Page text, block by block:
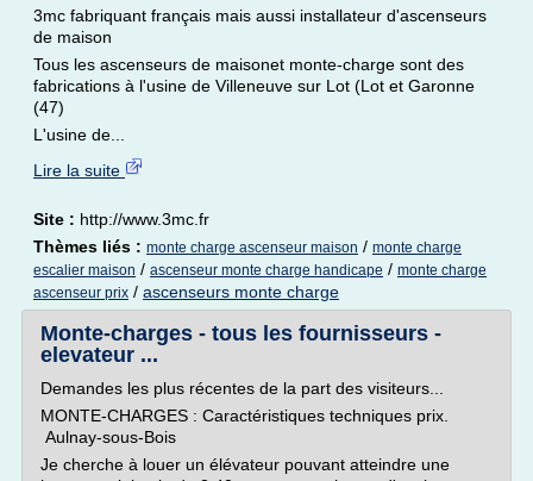
3mc fabriquant français mais aussi installateur d'ascenseurs
de maison
Tous les ascenseurs de maisonet monte-charge sont des
fabrications à l'usine de Villeneuve sur Lot (Lot et Garonne
(47)
L'usine de...
Lire la suite
Site : http://www.3mc.fr
Thèmes liés : monte charge ascenseur maison / monte charge
escalier maison / ascenseur monte charge handicape / monte charge
ascenseur prix / ascenseurs monte charge
Monte-charges - tous les fournisseurs -
elevateur ...
Demandes les plus récentes de la part des visiteurs...
MONTE-CHARGES : Caractéristiques techniques prix.
Aulnay-sous-Bois
Je cherche à louer un élévateur pouvant atteindre une